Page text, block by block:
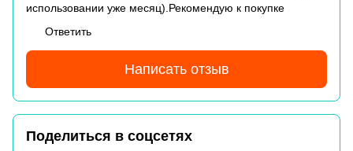
использовании уже месяц).Рекомендую к покупке
Ответить
Написать отзыв
Поделиться в соцсетях